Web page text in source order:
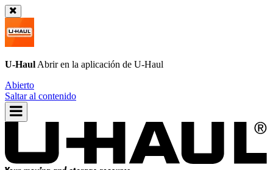
U-Haul Abrir en la aplicación de U-Haul
Abierto
Saltar al contenido